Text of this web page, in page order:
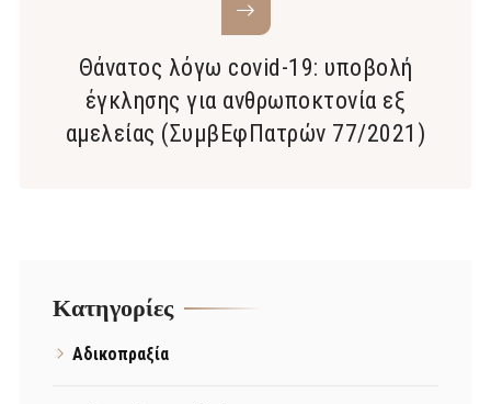
Θάνατος λόγω covid-19: υποβολή
έγκλησης για ανθρωποκτονία εξ
αμελείας (ΣυμβΕφΠατρών 77/2021)
Kατηγορίες
Αδικοπραξία